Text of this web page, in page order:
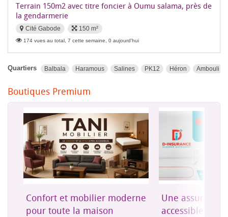
Terrain 150m2 avec titre foncier à Oumu salama, près de
la gendarmerie
Cité Gabode 150 m²
174 vues au total, 7 cette semaine, 0 aujourd'hui
Quartiers Balbala Haramous Salines PK12 Héron Ambouli
Boutiques Premium
Confort et mobilier moderne
pour toute la maison
Une
accessible à